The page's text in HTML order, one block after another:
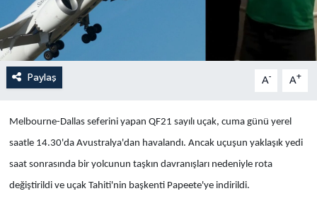
Paylaş A- A+
Melbourne-Dallas seferini yapan QF21 sayılı uçak, cuma günü yerel
saatle 14.30'da Avustralya'dan havalandı. Ancak uçuşun yaklaşık yedi
saat sonrasında bir yolcunun taşkın davranışları nedeniyle rota
değiştirildi ve uçak Tahiti'nin başkenti Papeete'ye indirildi.